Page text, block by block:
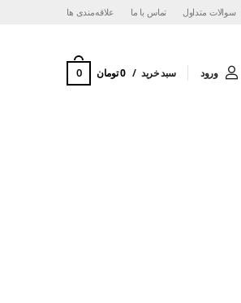
سوالات متداول تماس با ما ‌علاقه‌مندی ها
ورود سبد خرید 0 تومان 0